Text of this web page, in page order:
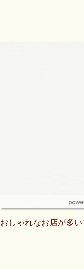
おしゃれなお店が多い